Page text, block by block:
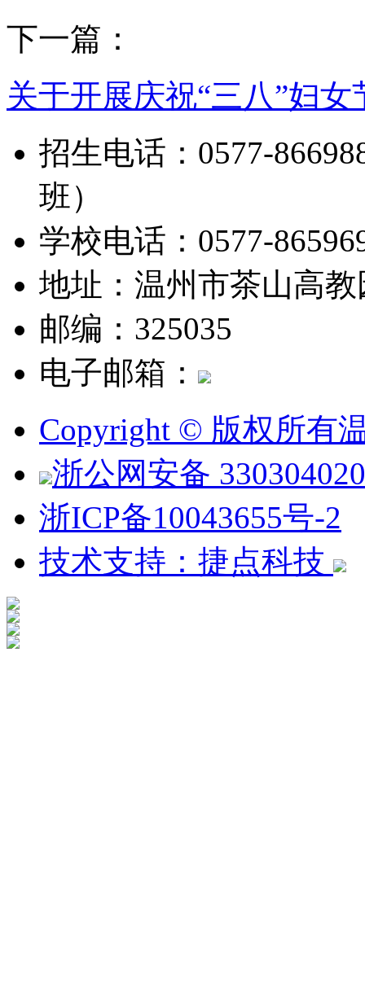
下一篇：
关于开展庆祝“三八”妇
招生电话：0577-
班）
学校电话：0577-
地址：温州市茶山高教
邮编：325035
电子邮箱：
Copyright © 版权所有
浙公网安备
浙ICP备10043655号-2
技术支持：捷点科技